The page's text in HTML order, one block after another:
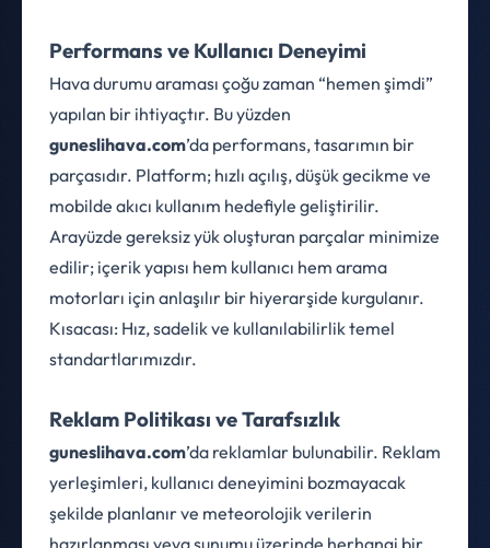
Performans ve Kullanıcı Deneyimi
Hava durumu araması çoğu zaman “hemen şimdi”
yapılan bir ihtiyaçtır. Bu yüzden
guneslihava.com’da performans, tasarımın bir
parçasıdır. Platform; hızlı açılış, düşük gecikme ve
mobilde akıcı kullanım hedefiyle geliştirilir.
Arayüzde gereksiz yük oluşturan parçalar minimize
edilir; içerik yapısı hem kullanıcı hem arama
motorları için anlaşılır bir hiyerarşide kurgulanır.
Kısacası: Hız, sadelik ve kullanılabilirlik temel
standartlarımızdır.
Reklam Politikası ve Tarafsızlık
guneslihava.com’da reklamlar bulunabilir. Reklam
yerleşimleri, kullanıcı deneyimini bozmayacak
şekilde planlanır ve meteorolojik verilerin
hazırlanması veya sunumu üzerinde herhangi bir